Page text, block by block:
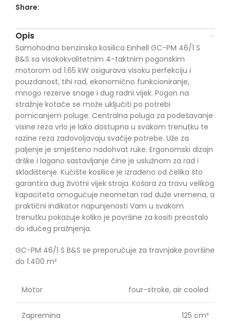
Share:
Opis
Samohodna benzinska kosilica Einhell GC-PM 46/1 S
B&S sa visokokvalitetnim 4-taktnim pogonskim
motorom od 1.65 kW osigurava visoku perfekciju i
pouzdanost, tihi rad, ekonomično funkcioniranje,
mnogo rezerve snage i dug radni vijek. Pogon na
stražnje kotače se može uključiti po potrebi
pomicanjem poluge. Centralna poluga za podešavanje
visine reza vrlo je lako dostupna u svakom trenutku te
razine reza zadovoljavaju svačije potrebe. Uže za
paljenje je smješteno nadohvat ruke. Ergonomski dizajn
drške i lagano sastavljanje čine je uslužnom za rad i
skladištenje. Kućište kosilice je izrađeno od čelika što
garantira dug životni vijek stroja. Košara za travu velikog
kapaciteta omogućuje neometan rad duže vremena, a
praktični indikator napunjenosti Vam u svakom
trenutku pokazuje koliko je površine za kositi preostalo
do idućeg pražnjenja.
GC-PM 46/1 S B&S se preporučuje za travnjake površine
do 1.400 m²
Motor four-stroke, air cooled
Zapremina 125 cm³